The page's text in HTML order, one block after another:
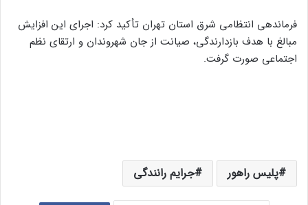
فرماندهی انتظامی شرق استان تهران تأکید کرد: اجرای این افزایش
مبالغ با هدف بازدارندگی، صیانت از جان شهروندان و ارتقای نظم
اجتماعی صورت گرفت.
پلیس راهور جرایم رانندگی